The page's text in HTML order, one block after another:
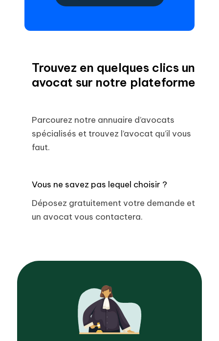
Trouvez en quelques clics un
avocat sur notre plateforme
Parcourez notre annuaire d’avocats
spécialisés et trouvez l’avocat qu’il vous
faut.
Vous ne savez pas lequel choisir ?
Déposez gratuitement votre demande et
un avocat vous contactera.